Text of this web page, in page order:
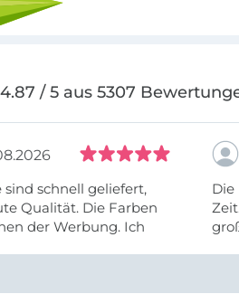
/ 5 aus 5307
sind schnell geliefert,
Qualität. Die Farben
der Werbung. Ich
empfehlen.
Die
Zeit. Die Stoffe sind